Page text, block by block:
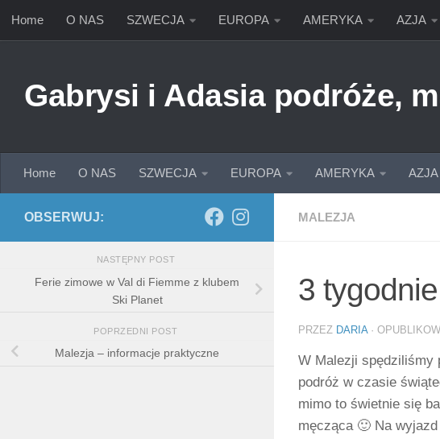
Przejdź do treści
Home O NAS SZWECJA EUROPA AMERYKA AZJA
Gabrysi i Adasia podróże,
Home O NAS SZWECJA EUROPA AMERYKA AZJA
MALEZJA
3
PRZEZ DARIA ·
W Malezji spędziliśmy
podróż w czasie
mimo to świetnie się
męcząca 🙂 Na
OBSERWUJ:
NASTĘPNY POST
Ferie zimowe w Val di Fiemme z klubem
Ski Planet
POPRZEDNI POST
Malezja – informacje praktyczne